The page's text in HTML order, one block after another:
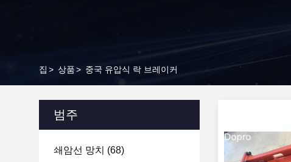
집 > 상품> 중국 유압식 락 브레이커
범주
쇄암선 망치 (68)